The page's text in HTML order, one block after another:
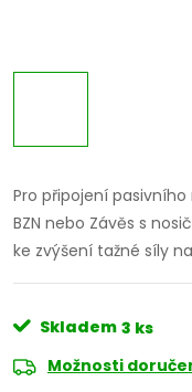
Pro připojení pasivního
BZN nebo Závěs s
ke zvýšení tažné síly
Skladem 3 ks
Možnosti